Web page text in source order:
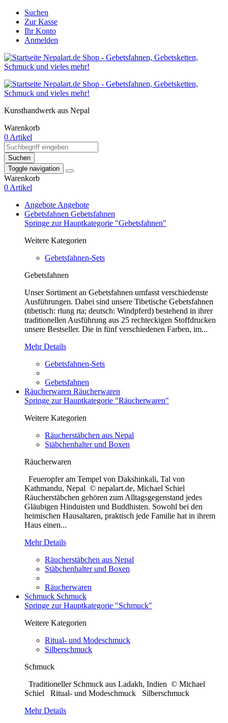
Suchen
Zur Kasse
Ihr Konto
Anmelden
Kunsthandwerk aus Nepal
Warenkorb
0 Artikel
Suchen
Toggle navigation
Warenkorb
0 Artikel
Angebote Angebote
Gebetsfahnen Gebetsfahnen
Springe zur Hauptkategorie "Gebetsfahnen"
Weitere Kategorien
Gebetsfahnen-Sets
Gebetsfahnen
Unser Sortiment an Gebetsfahnen umfasst verschiedenste
Ausführungen. Dabei sind unsere Tibetische Gebetsfahnen
(tibetisch: rlung rta; deutsch: Windpferd) bestehend in ihrer
traditionellen Ausführung aus 25 rechteckigen Stoffdrucken
unsere Bestseller. Die in fünf verschiedenen Farben, im...
Mehr Details
Gebetsfahnen-Sets
Gebetsfahnen
Räucherwaren Räucherwaren
Springe zur Hauptkategorie "Räucherwaren"
Weitere Kategorien
Räucherstäbchen aus Nepal
Stäbchenhalter und Boxen
Räucherwaren
Feueropfer am Tempel von Dakshinkali, Tal von
Kathmandu, Nepal © nepalart.de, Michael Schiel
Räucherstäbchen gehören zum Alltagsgegenstand jedes
Gläubigen Hinduisten und Buddhisten. Sowohl bei den
heimischen Hausaltaren, praktisch jede Familie hat in ihrem
Haus einen...
Mehr Details
Räucherstäbchen aus Nepal
Stäbchenhalter und Boxen
Räucherwaren
Schmuck Schmuck
Springe zur Hauptkategorie "Schmuck"
Weitere Kategorien
Ritual- und Modeschmuck
Silberschmuck
Schmuck
Traditioneller Schmuck aus Ladakh, Indien © Michael
Schiel Ritual- und Modeschmuck Silberschmuck
Mehr Details